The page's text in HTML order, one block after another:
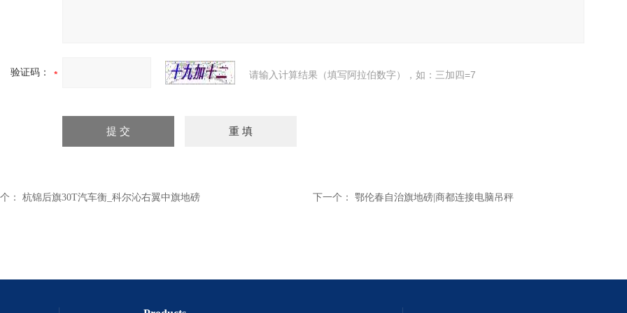
验证码： 请输入计算结果（填写阿拉伯数字），如：三加四=7
： 杭锦后旗30T汽车衡_科尔沁右翼中旗地磅 下一个： 鄂伦春自治旗地磅|商都连接电脑吊秤